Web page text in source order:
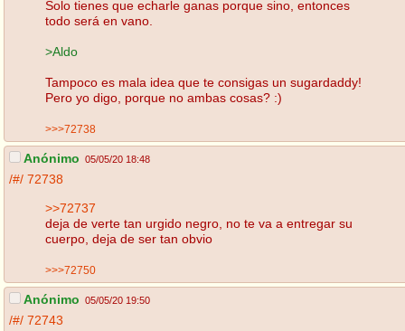
Solo tienes que echarle ganas porque sino, entonces
todo será en vano.
>Aldo
Tampoco es mala idea que te consigas un sugardaddy!
Pero yo digo, porque no ambas cosas? :)
>>>72738
Anónimo 05/05/20 18:48
/#/ 72738
>>72737
deja de verte tan urgido negro, no te va a entregar su
cuerpo, deja de ser tan obvio
>>>72750
Anónimo 05/05/20 19:50
/#/ 72743